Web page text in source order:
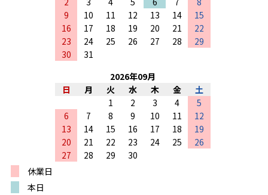
9
10 11 12 13 14
15
16
17 18 19 20 21
22
23
24 25 26 27 28
29
30
31
2026年09月
日
月 火 水 木 金
土
1
2 3 4
5
6
7 8 9 10 11
12
13
14 15 16 17 18
19
20
21 22 23 24 25
26
27
28 29
30
休業日
本日